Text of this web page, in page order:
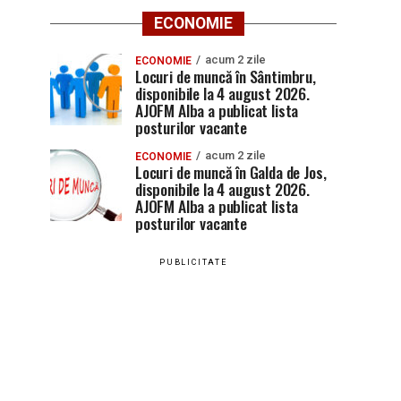
ECONOMIE
ECONOMIE acum 2 zile
Locuri de muncă în Sântimbru,
disponibile la 4 august 2026.
AJOFM Alba a publicat lista
posturilor vacante
ECONOMIE acum 2 zile
Locuri de muncă în Galda de Jos,
disponibile la 4 august 2026.
AJOFM Alba a publicat lista
posturilor vacante
PUBLICITATE